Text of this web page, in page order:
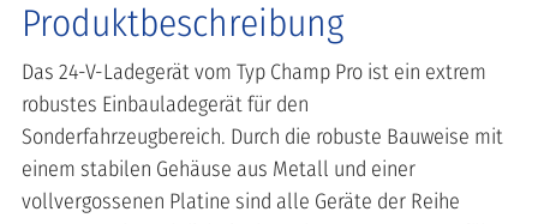
Produktbeschreibung
Das 24-V-Ladegerät vom Typ Champ Pro ist ein extrem
robustes Einbauladegerät für den
Sonderfahrzeugbereich. Durch die robuste Bauweise mit
einem stabilen Gehäuse aus Metall und einer
vollvergossenen Platine sind alle Geräte der Reihe